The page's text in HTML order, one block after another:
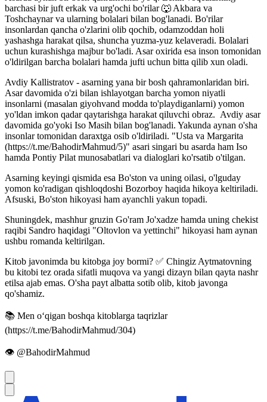
barchasi bir juft erkak va urg'ochi bo'rilar 🐺 Akbara va
Toshchaynar va ularning bolalari bilan bog'lanadi. Bo'rilar
insonlardan qancha o'zlarini olib qochib, odamzoddan holi
yashashga harakat qilsa, shuncha yuzma-yuz kelaveradi. Bolalari
uchun kurashishga majbur bo'ladi. Asar oxirida esa inson tomonidan
o'ldirilgan barcha bolalari hamda jufti uchun bitta qilib xun oladi.
Avdiy Kallistratov - asarning yana bir bosh qahramonlaridan biri.
Asar davomida o'zi bilan ishlayotgan barcha yomon niyatli
insonlarni (masalan giyohvand modda to'playdiganlarni) yomon
yo'ldan imkon qadar qaytarishga harakat qiluvchi obraz. Avdiy asar
davomida go'yoki Iso Masih bilan bog'lanadi. Yakunda aynan o'sha
insonlar tomonidan daraxtga osib o'ldiriladi. "Usta va Margarita
(https://t.me/BahodirMahmud/5)" asari singari bu asarda ham Iso
hamda Pontiy Pilat munosabatlari va dialoglari ko'rsatib o'tilgan.
Asarning keyingi qismida esa Bo'ston va uning oilasi, o'lguday
yomon ko'radigan qishloqdoshi Bozorboy haqida hikoya keltiriladi.
Afsuski, Bo'ston hikoyasi ham ayanchli yakun topadi.
Shuningdek, mashhur gruzin Go'ram Jo'xadze hamda uning chekist
raqibi Sandro haqidagi "Oltovlon va yettinchi" hikoyasi ham aynan
ushbu romanda keltirilgan.
Kitob javonimda bu kitobga joy bormi? ✅ Chingiz Aytmatovning
bu kitobi tez orada sifatli muqova va yangi dizayn bilan qayta nashr
etilsa ajab emas. O'sha payt albatta sotib olib, kitob javonga
qo'shamiz.
📚 Men oʻqigan boshqa kitoblarga taqrizlar
(https://t.me/BahodirMahmud/304)
👁 @BahodirMahmud